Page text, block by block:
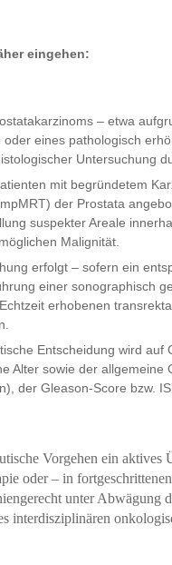
eingehen:
– etwa
eines pathologisch
Untersuchung
mit begründetem
der Prostata
suspekter Areale
Malignität.
erfolgt – sofern ein
einer sonographisch
erhobenen
Entscheidung wird
Alter sowie der
der Gleason-Score bzw.
Vorgehen ein
oder – in
unter Abwägung
interdisziplinären